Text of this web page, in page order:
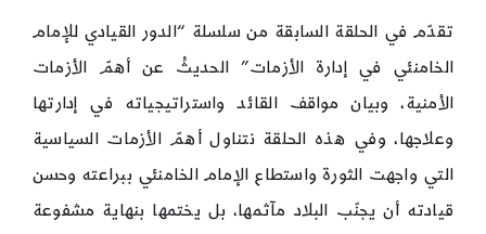
تقدّم في الحلقة السابقة من سلسلة “الدور القيادي للإمام
الخامنئي في إدارة الأزمات” الحديثُ عن أهمّ الأزمات
الأمنية، وبيان مواقف القائد واستراتيجياته في إدارتها
وعلاجها، وفي هذه الحلقة نتناول أهمّ الأزمات السياسية
التي واجهت الثورة واستطاع الإمام الخامنئي ببراعته وحسن
قيادته أن يجنّب البلاد مآثمها، بل يختمها بنهاية مشفوعة